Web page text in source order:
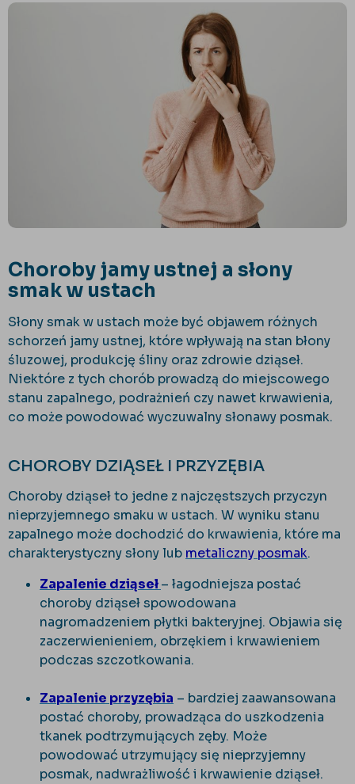
Choroby jamy ustnej a słony
smak w ustach
Słony smak w ustach może być objawem różnych
schorzeń jamy ustnej, które wpływają na stan błony
śluzowej, produkcję śliny oraz zdrowie dziąseł.
Niektóre z tych chorób prowadzą do miejscowego
stanu zapalnego, podrażnień czy nawet krwawienia,
co może powodować wyczuwalny słonawy posmak.
CHOROBY DZIĄSEŁ I PRZYZĘBIA
Choroby dziąseł to jedne z najczęstszych przyczyn
nieprzyjemnego smaku w ustach. W wyniku stanu
zapalnego może dochodzić do krwawienia, które ma
charakterystyczny słony lub metaliczny posmak.
Zapalenie dziąseł– łagodniejsza postać
choroby dziąseł spowodowana
nagromadzeniem płytki bakteryjnej. Objawia się
zaczerwienieniem, obrzękiem i krwawieniem
podczas szczotkowania.
Zapalenie przyzębia – bardziej zaawansowana
postać choroby, prowadząca do uszkodzenia
tkanek podtrzymujących zęby. Może
powodować utrzymujący się nieprzyjemny
posmak, nadwrażliwość i krwawienie dziąseł.